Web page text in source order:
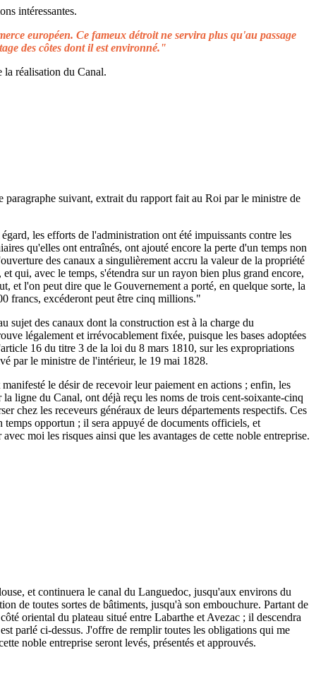
intéressantes.
européen. Ce fameux détroit ne servira plus qu'au passage
des côtes dont il est environné."
réalisation du Canal.
suivant, extrait du rapport fait au Roi par le ministre de
les efforts de l'administration ont été impuissants contre les
qu'elles ont entraînés, ont ajouté encore la perte d'un temps non
des canaux a singulièrement accru la valeur de la propriété
qui, avec le temps, s'étendra sur un rayon bien plus grand encore,
et l'on peut dire que le Gouvernement a porté, en quelque sorte, la
francs, excéderont peut être cinq millions."
sujet des canaux dont la construction est à la charge du
légalement et irrévocablement fixée, puisque les bases adoptées
16 du titre 3 de la loi du 8 mars 1810, sur les expropriations
par le ministre de l'intérieur, le 19 mai 1828.
le désir de recevoir leur paiement en actions ; enfin, les
ligne du Canal, ont déjà reçu les noms de trois cent-soixante-cinq
chez les receveurs généraux de leurs départements respectifs. Ces
temps opportun ; il sera appuyé de documents officiels, et
moi les risques ainsi que les avantages de cette noble entreprise.
et continuera le canal du Languedoc, jusqu'aux environs du
de toutes sortes de bâtiments, jusqu'à son embouchure. Partant de
oriental du plateau situé entre Labarthe et Avezac ; il descendra
parlé ci-dessus. J'offre de remplir toutes les obligations qui me
noble entreprise seront levés, présentés et approuvés.